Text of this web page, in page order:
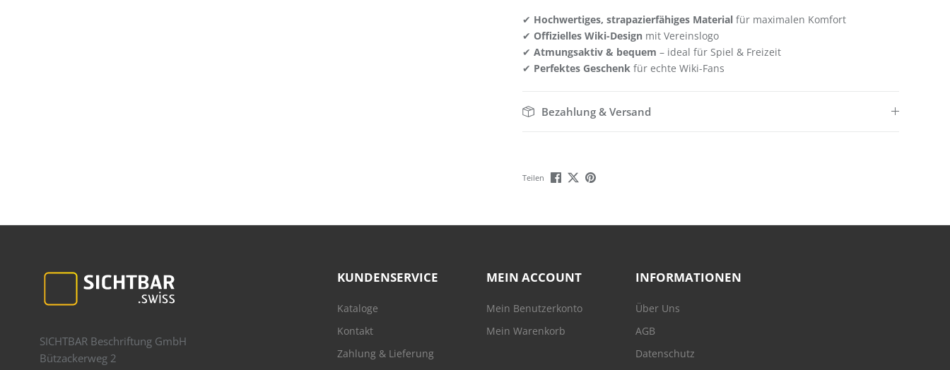
✔ Hochwertiges, strapazierfähiges Material für maximalen Komfort
✔ Offizielles Wiki-Design mit Vereinslogo
✔ Atmungsaktiv & bequem – ideal für Spiel & Freizeit
✔ Perfektes Geschenk für echte Wiki-Fans
Bezahlung & Versand
Teilen
SICHTBAR Beschriftung GmbH
Bützackerweg 2
KUNDENSERVICE
Kataloge
Kontakt
Zahlung & Lieferung
MEIN ACCOUNT
Mein Benutzerkonto
Mein Warenkorb
INFORMATIONEN
Über Uns
AGB
Datenschutz